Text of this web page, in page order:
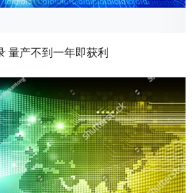
量产不到一年即获利